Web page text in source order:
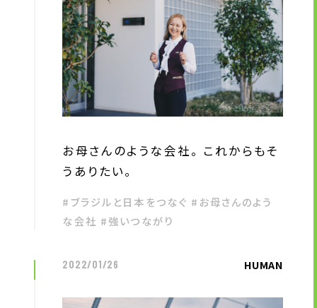
長期経営ビジョン
ブランドマーク
トップメッセージ
会社概要
グループ企業一覧
サイトのご利用にあたって
顧客情報の取扱いについて
個人情報の共同利用に関して
ソーシャルメディアポリシー
お母さんのような会社。 これからもそ
うありたい。
#ブラジルと日本をつなぐ #お母さんのよう
な会社 #強いつながり
HUMAN
2022/01/26